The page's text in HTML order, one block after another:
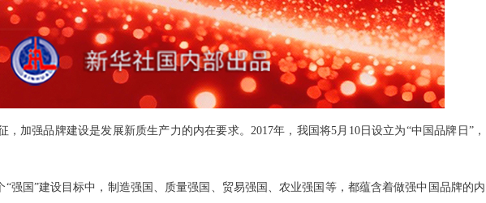
强品牌建设是发展新质生产力的内在要求。2017年，我国将5月10日设立为“中国品牌日”，
国”建设目标中，制造强国、质量强国、贸易强国、农业强国等，都蕴含着做强中国品牌的内